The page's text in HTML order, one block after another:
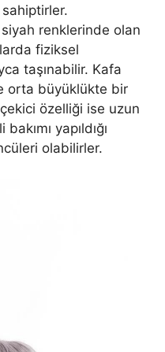
renklerinde olan
fiziksel
taşınabilir. Kafa
orta büyüklükte bir
özelliği ise uzun
yapıldığı
olabilirler.